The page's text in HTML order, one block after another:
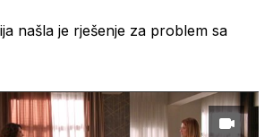
našla je rješenje za problem sa